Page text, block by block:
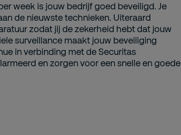
week is jouw bedrijf goed beveiligd. Je
de nieuwste technieken. Uiteraard
zodat jij de zekerheid hebt dat jouw
surveillance maakt jouw beveiliging
in verbinding met de Securitas
en zorgen voor een snelle en goede